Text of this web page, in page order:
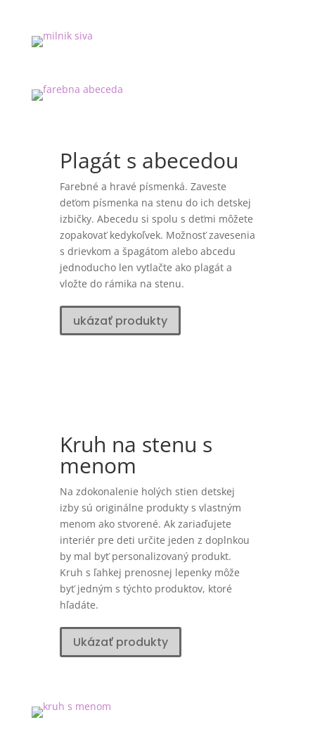
Plagát s abecedou
Farebné a hravé písmenká. Zaveste
deťom písmenka na stenu do ich detskej
izbičky. Abecedu si spolu s deťmi môžete
zopakovať kedykoľvek. Možnosť zavesenia
s drievkom a špagátom alebo abcedu
jednoducho len vytlačte ako plagát a
vložte do rámika na stenu.
ukázať produkty
Kruh na stenu s
menom
Na zdokonalenie holých stien detskej
izby sú originálne produkty s vlastným
menom ako stvorené. Ak zariaďujete
interiér pre deti určite jeden z doplnkou
by mal byť personalizovaný produkt.
Kruh s ľahkej prenosnej lepenky môže
byť jedným s týchto produktov, ktoré
hľadáte.
Ukázať produkty